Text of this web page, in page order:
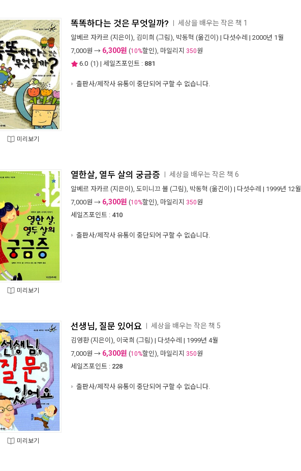
미리보기
똑똑하다는 것은 무엇일까? 세상을 배우는 작은 책 1
알베르 자카르 (지은이), 김미희 (그림), 박동혁 (옮긴이) | 다섯수레 | 2000년 1월
7,000원 → 6,300원 (10%할인), 마일리지 350원
6.0 (1) | 세일즈포인트 : 881
출판사/제작사 유통이 중단되어 구할 수 없습니다.
미리보기
열한살, 열두 살의 궁금증 세상을 배우는 작은 책 6
알베르 자카르 (지은이), 도미니끄 볼 (그림), 박동혁 (옮긴이) | 다섯수레 | 1999년 12월
7,000원 → 6,300원 (10%할인), 마일리지 350원
세일즈포인트 : 410
출판사/제작사 유통이 중단되어 구할 수 없습니다.
미리보기
선생님, 질문 있어요 세상을 배우는 작은 책 5
김영환(지은이), 이국희 (그림) | 다섯수레 | 1999년 4월
7,000원 → 6,300원 (10%할인), 마일리지 350원
세일즈포인트 : 228
출판사/제작사 유통이 중단되어 구할 수 없습니다.